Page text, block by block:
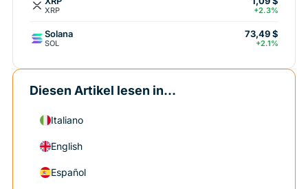
XRP +2.3%
Solana
SOL
73,49 $
+2.1%
Diesen Artikel lesen in...
Italiano
English
Español